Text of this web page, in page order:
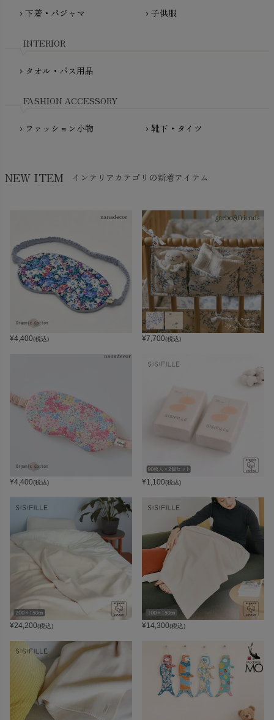
fromF（フロムエフ）
My Little Cozmo（マイリトルコズモ）
NewNative（ニューネイティブ）
chevron_right 下着・パジャマ chevron_right 子供服
INTERIOR
chevron_right タオル・バス用品
FASHION ACCESSORY
chevron_right ファッション小物 chevron_right 靴下・タイツ
NEW ITEM インテリアカテゴリの新着アイテム
¥4,400(税込) ¥7,700(税込)
¥4,400(税込) ¥1,100(税込)
¥24,200(税込) ¥14,300(税込)